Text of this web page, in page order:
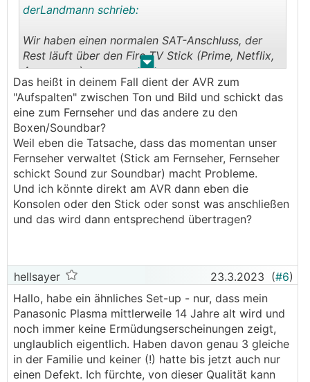
. .
derLandmann schrieb:
Wir haben einen normalen SAT-Anschluss, der
Rest läuft über den Fire TV Stick (Prime, Netflix,
Apps usw..)
Fernseher dient nur als Monitor obwohl er selbst
die ganzen Apps hätte.
Der TV hängt an einem 7.1 Onkyo AVR, und der
wird gefüttert von VU SAT-Receiver, Fire TV
Stick, XBox usw usf...
Wär bei dir auch denkbar: Einen AVR holen und
daran deine Soundbar anschließen als
Das heißt in deinem Fall dient der AVR zum
"Aufspalten" zwischen Ton und Bild und schickt das
eine zum Fernseher und das andere zu den
Boxen/Soundbar?
Weil eben die Tatsache, dass das momentan unser
Fernseher verwaltet (Stick am Fernseher, Fernseher
schickt Sound zur Soundbar) macht Probleme.
Und ich könnte direkt am AVR dann eben die
Konsolen oder den Stick oder sonst was anschließen
und das wird dann entsprechend übertragen?
hellsayer 23.3.2023 (#6)
Hallo, habe ein ähnliches Set-up - nur, dass mein
Panasonic Plasma mittlerweile 14 Jahre alt wird und
noch immer keine Ermüdungserscheinungen zeigt,
unglaublich eigentlich. Haben davon genau 3 gleiche
in der Familie und keiner (!) hatte bis jetzt auch nur
einen Defekt. Ich fürchte, von dieser Qualität kann